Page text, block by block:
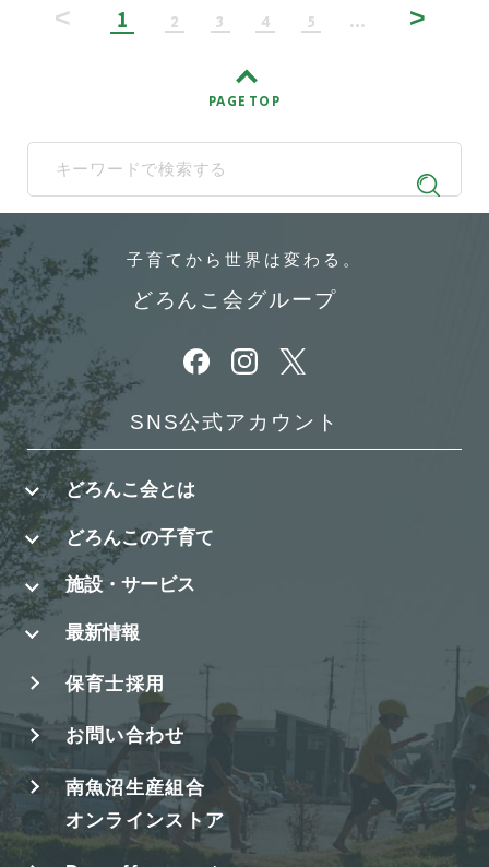
< 1 2 3 4 5 ... >
PAGE TOP
When autocomplete results are available use up and down
子育てから 世界は変わる。
どろんこ会グループ
別ウィンドウで開きます
別ウィンドウで開きます
別ウィンドウで開きます
SNS公式アカウント
どろんこ会とは
どろんこの子育て
施設・サービス
最新情報
保育士採用
お問い合わせ
南魚沼生産組合
オンラインストア